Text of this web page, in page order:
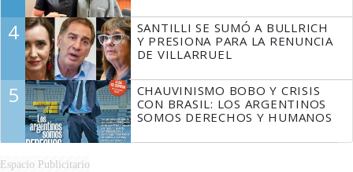
4
SANTILLI SE SUMÓ A BULLRICH
Y PRESIONA PARA LA RENUNCIA
DE VILLARRUEL
5
CHAUVINISMO BOBO Y CRISIS
CON BRASIL: LOS ARGENTINOS
SOMOS DERECHOS Y HUMANOS
Espacio Publicitario